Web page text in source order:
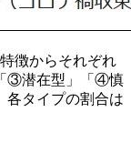
徴からそれぞれ
③潜在型」「④慎
タイプの割合は